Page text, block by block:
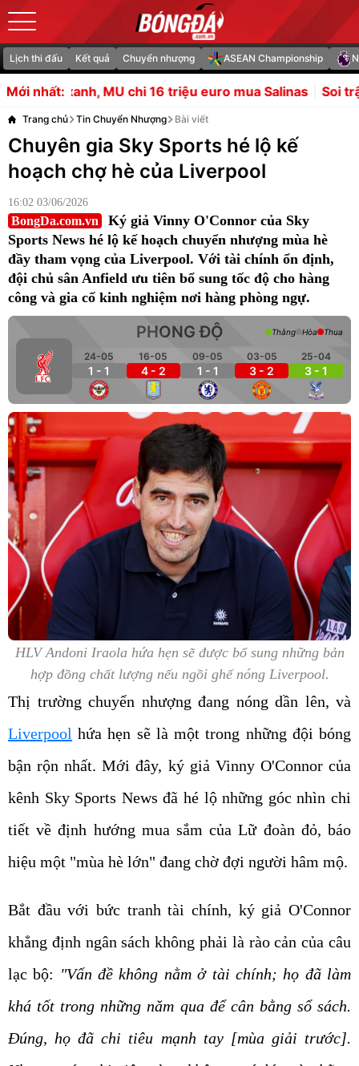
Lịch thi đấu Kết quả Chuyển nhượng ASEAN Championship
Mới nhất:
triệu euro mua Salinas Soi trận Spurs vs Getafe: De
Trang chủ Tin Chuyển Nhượng Bài viết
Chuyên gia Sky Sports hé lộ kế
hoạch chợ hè của Liverpool
16:02 03/06/2026
BongDa.com.vn
Ký giả Vinny O'Connor của Sky
Sports News hé lộ kế hoạch chuyển nhượng mùa hè
đầy tham vọng của Liverpool. Với tài chính ổn định,
đội chủ sân Anfield ưu tiên bổ sung tốc độ cho hàng
công và gia cố kinh nghiệm nơi hàng phòng ngự.
PHONG ĐỘ
24-05
1 - 1
16-05
4 - 2
09-05
1 - 1
03-05
3 - 2
25-04
3 - 1
Thắng Hòa Thua
HLV Andoni Iraola hứa hẹn sẽ được bổ sung những bản
hợp đồng chất lượng nếu ngồi ghế nóng Liverpool.
Thị trường chuyển nhượng đang nóng dần lên, và
Liverpool hứa hẹn sẽ là một trong những đội bóng
bận rộn nhất. Mới đây, ký giả Vinny O'Connor của
kênh Sky Sports News đã hé lộ những góc nhìn chi
tiết về định hướng mua sắm của Lữ đoàn đỏ, báo
hiệu một "mùa hè lớn" đang chờ đợi người hâm mộ.
Bắt đầu với bức tranh tài chính, ký giả O'Connor
khẳng định ngân sách không phải là rào cản của câu
lạc bộ: "Vấn đề không nằm ở tài chính; họ đã làm
khá tốt trong những năm qua để cân bằng sổ sách.
Đúng, họ đã chi tiêu mạnh tay [mùa giải trước].